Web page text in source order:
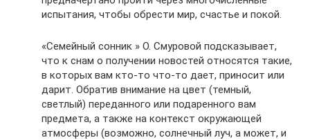
испытания, чтобы обрести мир, счастье и покой.
«Семейный сонник » О. Смуровой подсказывает,
что к снам о получении новостей относятся такие,
в которых вам кто-то что-то дает, приносит или
дарит. Обратив внимание на цвет (темный,
светлый) переданного или подаренного вам
предмета, а также на контекст окружающей
атмосферы (возможно, солнечный луч, а может, и